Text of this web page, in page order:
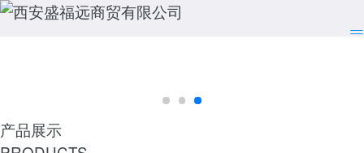
产品展示